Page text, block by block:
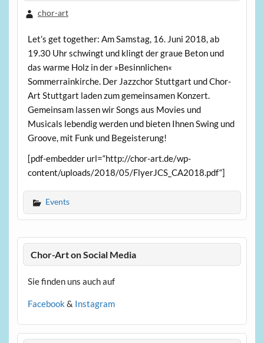
chor-art
Let’s get together: Am Samstag, 16. Juni 2018, ab
19.30 Uhr schwingt und klingt der graue Beton und
das warme Holz in der »Besinnlichen«
Sommerrainkirche. Der Jazzchor Stuttgart und Chor-
Art Stuttgart laden zum gemeinsamen Konzert.
Gemeinsam lassen wir Songs aus Movies und
Musicals lebendig werden und bieten Ihnen Swing und
Groove, mit Funk und Begeisterung!
[pdf-embedder url=“http://chor-art.de/wp-
content/uploads/2018/05/FlyerJCS_CA2018.pdf“]
Events
Chor-Art on Social Media
Sie finden uns auch auf
Facebook & Instagram